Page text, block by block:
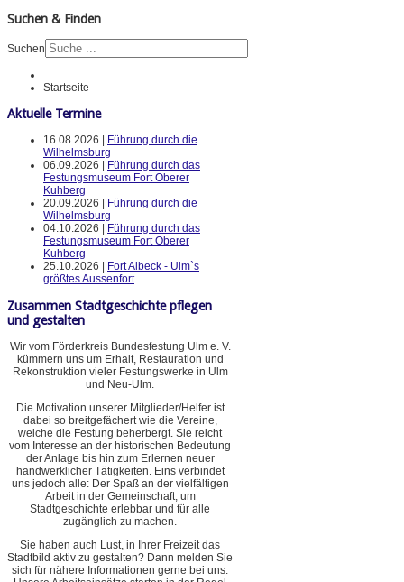
Suchen & Finden
Suchen
Startseite
Aktuelle Termine
16.08.2026 |
Führung durch die
Wilhelmsburg
06.09.2026 |
Führung durch das
Festungsmuseum Fort Oberer
Kuhberg
20.09.2026 |
Führung durch die
Wilhelmsburg
04.10.2026 |
Führung durch das
Festungsmuseum Fort Oberer
Kuhberg
25.10.2026 |
Fort Albeck - Ulm`s
größtes Aussenfort
Zusammen Stadtgeschichte pflegen
und gestalten
Wir vom Förderkreis Bundesfestung Ulm e. V.
kümmern uns um Erhalt, Restauration und
Rekonstruktion vieler Festungswerke in Ulm
und Neu-Ulm.
Die Motivation unserer Mitglieder/Helfer ist
dabei so breitgefächert wie die Vereine,
welche die Festung beherbergt. Sie reicht
vom Interesse an der historischen Bedeutung
der Anlage bis hin zum Erlernen neuer
handwerklicher Tätigkeiten. Eins verbindet
uns jedoch alle: Der Spaß an der vielfältigen
Arbeit in der Gemeinschaft, um
Stadtgeschichte erlebbar und für alle
zugänglich zu machen.
Sie haben auch Lust, in Ihrer Freizeit das
Stadtbild aktiv zu gestalten? Dann melden Sie
sich für nähere Informationen gerne bei uns.